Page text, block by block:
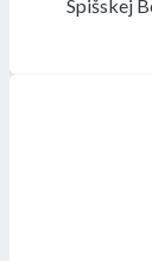
Spišskej